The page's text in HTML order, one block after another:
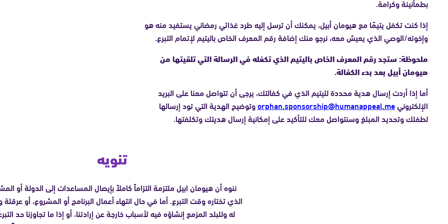
بطمأنينة وكرامة.
إذا كنت تكفل يتيمًا مع هيومان أبيل، يمكنك أن ترسل إليه طرد غذائي رمضاني يستفيد منه هو
وإخوته/الوصي الذي يعيش معه، نرجو منك إضافة رقم المعرف الخاص باليتيم لإتمام التبرع.
ملحوظة: ستجد رقم المعرف الخاص باليتيم الذي تكفله في الرسالة التي تلقيتها من
هيومان أبيل بعد بدء الكفالة.
أما إذا أردت إرسال هدية محددة لليتيم الذي في كفالتك، يرجى أن تتواصل معنا على البريد
الإلكترونيorphan.sponsorship@humanappeal.meوتوضيح الهدية التي تود إرسالها
لطفلك وتحديد المبلغ وسنتواصل معك للتأكيد على إمكانية إرسال هديتك وتكلفتها.
تنويه
ننوه أن هيومان ابيل ملتزمة التزاماً كاملاً بإيصال المساعدات إلى الدولة أو
الذي تختاره وقت التبرع. أما في حال انتهاء أعمال البرنامج أو المشروع، أو عرقلة
له وللبلد المزمع إنشاؤه فيه لأسباب خارجة عن إرادتنا، أو إذا ما تجاوزنا حد